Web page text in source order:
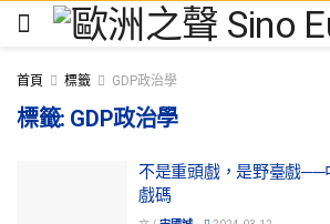
首頁 標籤 GDP政治學
標籤: GDP政治學
不是重頭戲，是野臺戲──
戲碼